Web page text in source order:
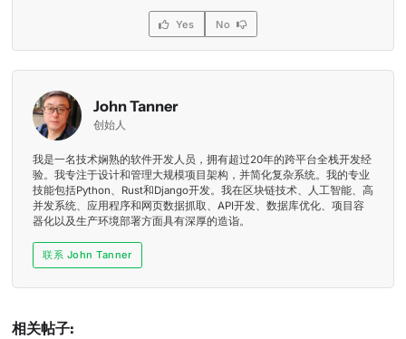
Yes No
John Tanner
创始人
我是一名技术娴熟的软件开发人员，拥有超过20年的跨平台全栈开发经
验。我专注于设计和管理大规模项目架构，并简化复杂系统。我的专业
技能包括Python、Rust和Django开发。我在区块链技术、人工智能、高
并发系统、应用程序和网页数据抓取、API开发、数据库优化、项目容
器化以及生产环境部署方面具有深厚的造诣。
联系 John Tanner
相关帖子: